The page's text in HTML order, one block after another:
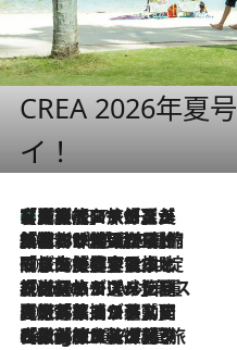
CREA 2026年夏
イ！
2026.8.7
【厳選旅コスメ】「多機能アイテムがメイン！」旅好き美容エディターが選んだ夏旅ベストコスメを発表【Mサイズジップ】
2026.8.6
「荷物が増えるほど旅ストレスは増す」美容ジャーナリストがたどり着いた最終結論。“化粧品を劇的に減らす”感動の凝縮美容とは
2026.8.6
「旅先には金髪ウィッグを持参」日本と同じメイクでは損してる!? 美容ジャーナリストが提案する“掟破りの旅美容”とは
2026.8.6
【厳選旅コスメ】「身軽さ＆UV対策重視！」ヘアアーティストshucoが選んだ夏旅ベストコスメを発表【Mサイズジップ】
2026.8.5
【厳選旅コスメ】国内をあちこち移動する河井菜摘が選んだ夏旅ベストコスメ発表！「リラックスアイテムはマスト」【Mサイズジップ】
2026.8.4
【厳選旅コスメ】「紫外線＆乾燥対策しながらメイク感も！」ヘア＆メイクGeorgeが選んだ夏旅ベストコスメを発表！【Mサイズジップ】